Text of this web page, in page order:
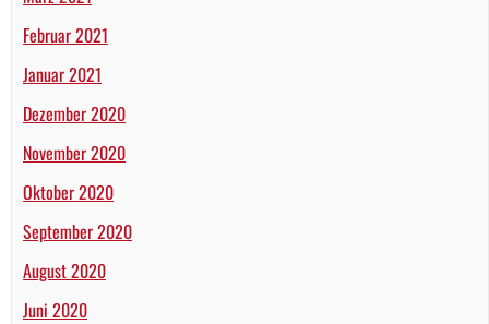
Februar 2021
Januar 2021
Dezember 2020
November 2020
Oktober 2020
September 2020
August 2020
Juni 2020